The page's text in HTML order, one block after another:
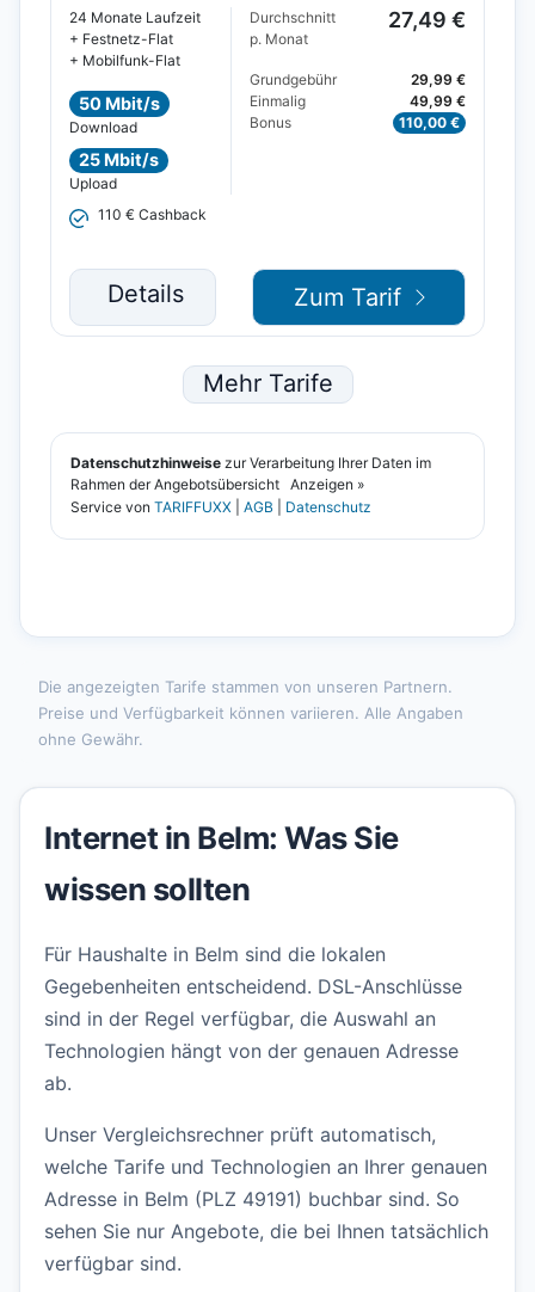
Die angezeigten Tarife stammen von unseren Partnern.
Preise und Verfügbarkeit können variieren. Alle Angaben
ohne Gewähr.
Internet in Belm: Was Sie
wissen sollten
Für Haushalte in Belm sind die lokalen
Gegebenheiten entscheidend. DSL-Anschlüsse
sind in der Regel verfügbar, die Auswahl an
Technologien hängt von der genauen Adresse
ab.
Unser Vergleichsrechner prüft automatisch,
welche Tarife und Technologien an Ihrer genauen
Adresse in Belm (PLZ 49191) buchbar sind. So
sehen Sie nur Angebote, die bei Ihnen tatsächlich
verfügbar sind.